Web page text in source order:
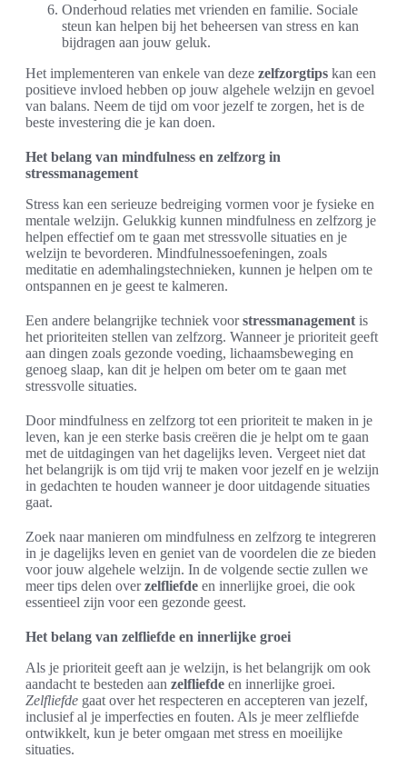
Onderhoud relaties met vrienden en familie. Sociale
steun kan helpen bij het beheersen van stress en kan
bijdragen aan jouw geluk.
Het implementeren van enkele van deze zelfzorgtips kan een
positieve invloed hebben op jouw algehele welzijn en gevoel
van balans. Neem de tijd om voor jezelf te zorgen, het is de
beste investering die je kan doen.
Het belang van mindfulness en zelfzorg in
stressmanagement
Stress kan een serieuze bedreiging vormen voor je fysieke en
mentale welzijn. Gelukkig kunnen mindfulness en zelfzorg je
helpen effectief om te gaan met stressvolle situaties en je
welzijn te bevorderen. Mindfulnessoefeningen, zoals
meditatie en ademhalingstechnieken, kunnen je helpen om te
ontspannen en je geest te kalmeren.
Een andere belangrijke techniek voorstressmanagement is
het prioriteiten stellen van zelfzorg. Wanneer je prioriteit geeft
aan dingen zoals gezonde voeding, lichaamsbeweging en
genoeg slaap, kan dit je helpen om beter om te gaan met
stressvolle situaties.
Door mindfulness en zelfzorg tot een prioriteit te maken in je
leven, kan je een sterke basis creëren die je helpt om te gaan
met de uitdagingen van het dagelijks leven. Vergeet niet dat
het belangrijk is om tijd vrij te maken voor jezelf en je welzijn
in gedachten te houden wanneer je door uitdagende situaties
gaat.
Zoek naar manieren om mindfulness en zelfzorg te integreren
in je dagelijks leven en geniet van de voordelen die ze bieden
voor jouw algehele welzijn. In de volgende sectie zullen we
meer tips delen overzelfliefde en innerlijke groei, die ook
essentieel zijn voor een gezonde geest.
Het belang van zelfliefde en innerlijke groei
Als je prioriteit geeft aan je welzijn, is het belangrijk om ook
aandacht te besteden aan zelfliefde en innerlijke groei.
Zelfliefde gaat over het respecteren en accepteren van jezelf,
inclusief al je imperfecties en fouten. Als je meer zelfliefde
ontwikkelt, kun je beter omgaan met stress en moeilijke
situaties.